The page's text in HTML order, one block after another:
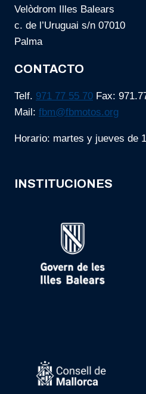
Velòdrom Illes Balears
c. de l’Uruguai s/n 07010
Palma
CONTACTO
Telf. 971 77 55 70 Fax:
Mail: fbm@fbmotos.org
Horario: martes y jueves de
INSTITUCIONES